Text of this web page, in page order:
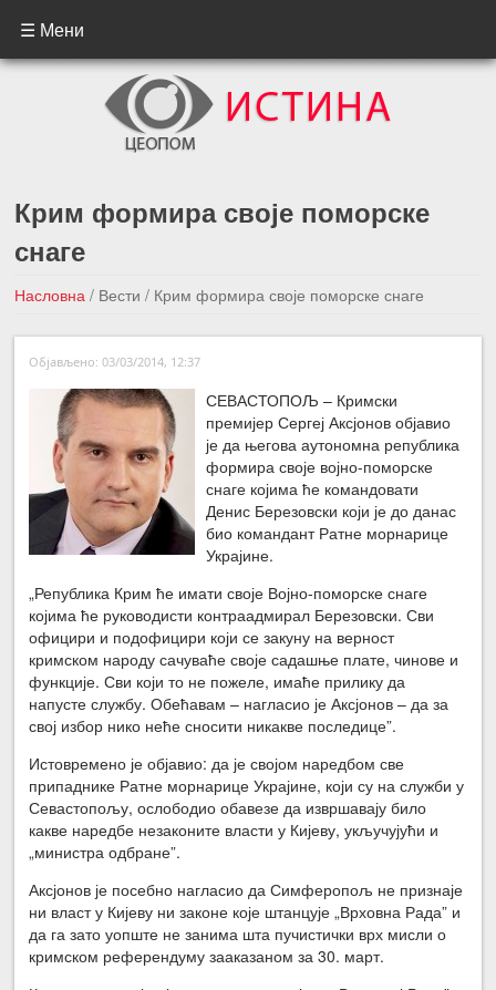
☰ Мени
Крим формира своје поморске
снаге
Насловна / Вести/ Крим формира своје поморске снаге
←Претходна вест
Следећа вест →
Објављено: 03/03/2014, 12:37
СЕВАСТОПОЉ – Кримски
премијер Сергеј Аксјонов објавио
је да његова аутономна република
формира своје војно-поморске
снаге којима ће командовати
Денис Березовски који је до данас
био командант Ратне морнарице
Украјине.
„Република Крим ће имати своје Војно-поморске снаге
којима ће руководисти контраадмирал Березовски. Сви
официри и подофицири који се закуну на верност
кримском народу сачуваће своје садашње плате, чинове и
функције. Сви који то не пожеле, имаће прилику да
напусте службу. Обећавам – нагласио је Аксјонов – да за
свој избор нико неће сносити никакве последице”.
Истовремено је објавио: да је својом наредбом све
припаднике Ратне морнарице Украјине, који су на служби у
Севастопољу, ослободио обавезе да извршавају било
какве наредбе незаконите власти у Кијеву, укључујући и
„министра одбране”.
Аксјонов је посебно нагласио да Симферопољ не признаје
ни власт у Кијеву ни законе које штанцује „Врховна Рада” и
да га зато уопште не занима шта пучистички врх мисли о
кримском референдуму зааказаном за 30. март.